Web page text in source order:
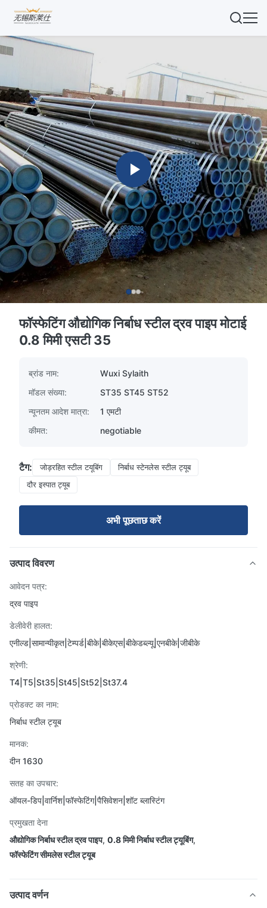
फॉस्फेटिंग औद्योगिक निर्बाध स्टील द्रव पाइप मोटाई
0.8 मिमी एसटी 35
ब्रांड नाम:
Wuxi Sylaith
मॉडल संख्या:
ST35 ST45 ST52
न्यूनतम आदेश मात्रा:
1 एमटी
कीमत:
negotiable
टैग: जोड़रहित स्टील टयूबिंग
निर्बाध स्टेनलेस स्टील ट्यूब
दौर इस्पात ट्यूब
अभी पूछताछ करें
उत्पाद विवरण
आवेदन पत्र:
द्रव पाइप
डेलीवेरी हालत:
एनील्ड|सामान्यीकृत|टेम्पर्ड|बीके|बीकेएस|बीकेडब्ल्यू|एनबीके|जीबीके
श्रेणी:
T4|T5|St35|St45|St52|St37.4
प्रोडक्ट का नाम:
निर्बाध स्टील ट्यूब
मानक:
दीन 1630
सतह का उपचार:
ऑयल-डिप|वार्निश|फॉस्फेटिंग|पैसिवेशन|शॉट ब्लास्टिंग
प्रमुखता देना
औद्योगिक निर्बाध स्टील द्रव पाइप, 0.8 मिमी निर्बाध स्टील ट्यूबिंग,
फॉस्फेटिंग सीमलेस स्टील ट्यूब
उत्पाद वर्णन